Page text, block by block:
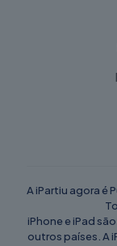
A iPartiu agora é
iPhone e iPad
outros países. A